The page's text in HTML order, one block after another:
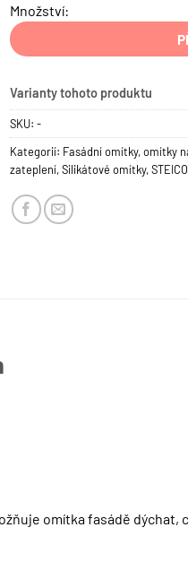
Množství:
Varianty tohoto produktu
SKU: -
Kategorií: Fasádní omítky,omítky
zateplení,Silikátové omítky,
omítka fasádě dýchat,